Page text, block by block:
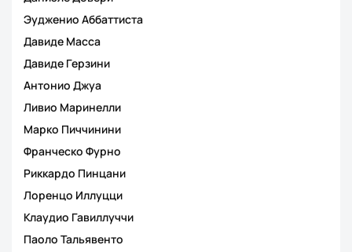
Эудженио Аббаттиста
Давиде Масса
Давиде Герзини
Антонио Джуа
Ливио Маринелли
Марко Пиччинини
Франческо Фурно
Риккардо Пинцани
Лоренцо Иллуцци
Клаудио Гавиллуччи
Паоло Тальявенто